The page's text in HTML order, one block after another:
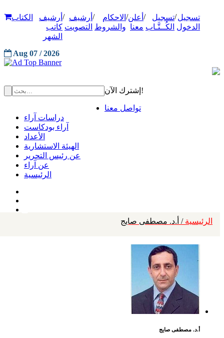
تسجيل
الدخول
/تسجيل
الكُــتَّـاب
/ أعلن
معنا
/ الاحكام
والشروط
/ أرشيف
التصويت
/ أرشيف
كاتب
الشهر
الكتاب
Aug 07 / 2026
إشترك الآن!
تواصل معنا
دراسات آراء
آراء بودكاست
الأعداد
الهيئة الاستشارية
عن رئيس التحرير
عن آراء
الرئيسية
الرئيسية / أ.د. مصطفى صايج
أ.د. مصطفى صايج